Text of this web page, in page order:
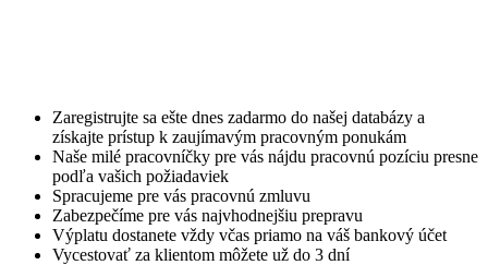
Zaregistrujte sa ešte dnes zadarmo do našej databázy a
získajte prístup k zaujímavým pracovným ponukám
Naše milé pracovníčky pre vás nájdu pracovnú pozíciu presne
podľa vašich požiadaviek
Spracujeme pre vás pracovnú zmluvu
Zabezpečíme pre vás najvhodnejšiu prepravu
Výplatu dostanete vždy včas priamo na váš bankový účet
Vycestovať za klientom môžete už do 3 dní